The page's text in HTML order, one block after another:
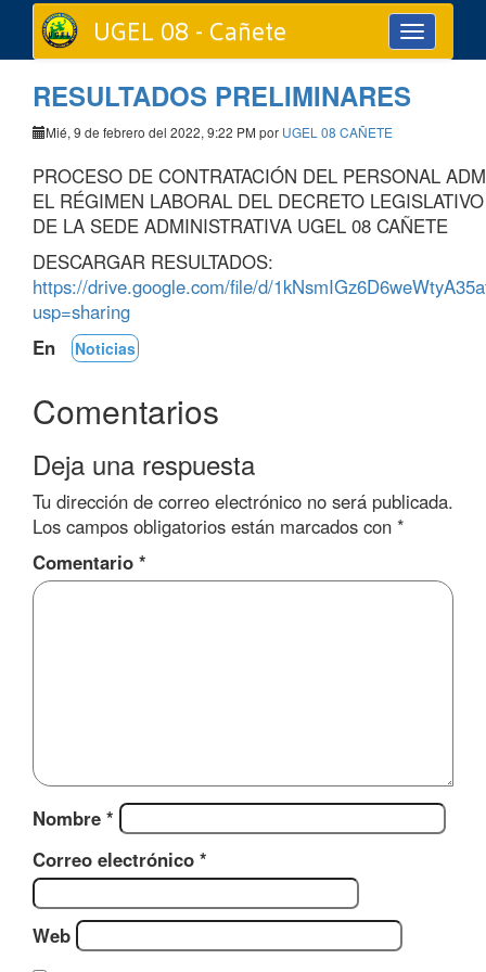
Toggle
navigation
UGEL 08 - Cañete
RESULTADOS PRELIMINARES
Mié, 9 de febrero del 2022, 9:22 PM por UGEL 08 CAÑETE
PROCESO DE CONTRATACIÓN DEL PERSONAL
EL RÉGIMEN LABORAL DEL DECRETO
DE LA SEDE ADMINISTRATIVA UGEL 08 CAÑETE
DESCARGAR RESULTADOS:
https://drive.google.com/file/d/
usp=sharing
En
Noticias
Comentarios
Deja una respuesta
Tu dirección de correo electrónico no será publicada.
Los campos obligatorios están marcados con *
Comentario *
Nombre *
Correo electrónico *
Web